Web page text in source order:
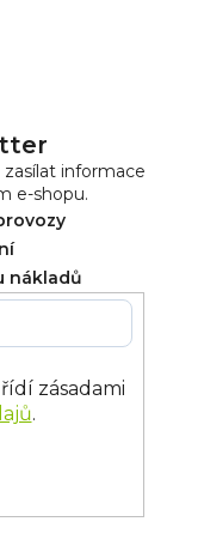
informace
e-shopu.
nákladů
zásadami
.